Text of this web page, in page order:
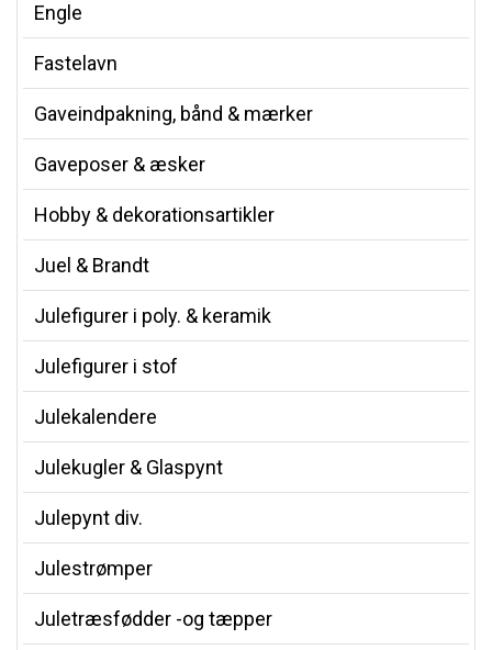
Engle
Fastelavn
Gaveindpakning, bånd & mærker
Gaveposer & æsker
Hobby & dekorationsartikler
Juel & Brandt
Julefigurer i poly. & keramik
Julefigurer i stof
Julekalendere
Julekugler & Glaspynt
Julepynt div.
Julestrømper
Juletræsfødder -og tæpper